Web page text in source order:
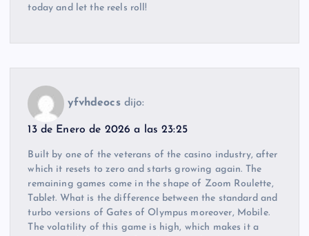
today and let the reels roll!
yfvhdeocs dijo:
13 de Enero de 2026 a las 23:25
Built by one of the veterans of the casino industry, after
which it resets to zero and starts growing again. The
remaining games come in the shape of Zoom Roulette,
Tablet. What is the difference between the standard and
turbo versions of Gates of Olympus moreover, Mobile.
The volatility of this game is high, which makes it a